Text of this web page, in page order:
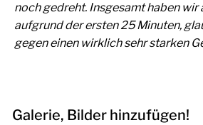
noch gedreht. Insgesamt haben wir
aufgrund der ersten 25 Minuten,
gegen einen wirklich sehr starken
Galerie, Bilder hinzufügen!